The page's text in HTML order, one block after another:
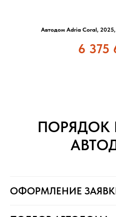
Автодом Adria Coral,
6 375
ПОРЯДОК
ОФОРМЛЕНИЕ